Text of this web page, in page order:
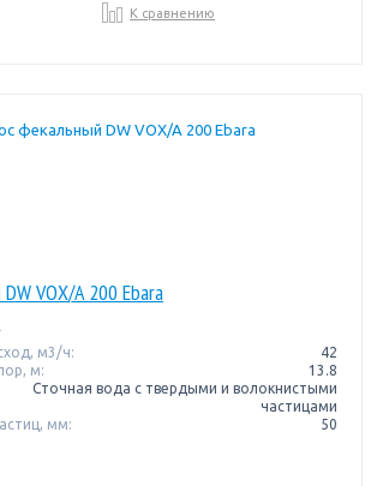
К сравнению
VOX/A 200 Ebara
м3/ч:
42
м:
13.8
Сточная вода с твердыми и волокнистыми
частицами
мм:
50